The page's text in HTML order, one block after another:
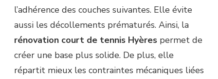
l’adhérence des couches suivantes. Elle évite
aussi les décollements prématurés. Ainsi, la
rénovation court de tennis Hyères permet de
créer une base plus solide. De plus, elle
répartit mieux les contraintes mécaniques liées